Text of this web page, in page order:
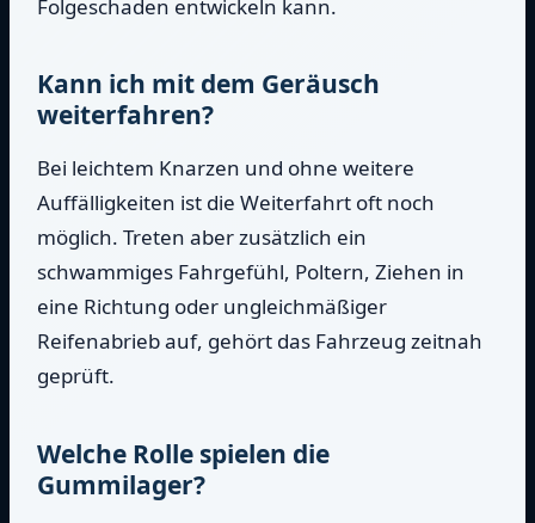
Folgeschaden entwickeln kann.
Kann ich mit dem Geräusch
weiterfahren?
Bei leichtem Knarzen und ohne weitere
Auffälligkeiten ist die Weiterfahrt oft noch
möglich. Treten aber zusätzlich ein
schwammiges Fahrgefühl, Poltern, Ziehen in
eine Richtung oder ungleichmäßiger
Reifenabrieb auf, gehört das Fahrzeug zeitnah
geprüft.
Welche Rolle spielen die
Gummilager?